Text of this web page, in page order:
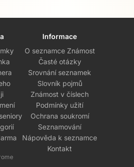
Informace
O seznamce Známost
Časté otázky
Srovnání seznamek
Slovník pojmů
Známost v číslech
Podmínky užití
Ochrana soukromí
Seznamování
Nápověda k seznamce
Kontakt